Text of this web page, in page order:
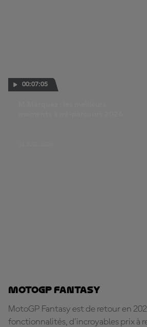
00:07:05
MotoGP Fantasy
MotoGP Fantasy est de retour en
fonctionnalités, d'incroyables prix à